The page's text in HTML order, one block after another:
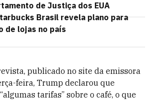
de Justiça dos EUA
Brasil revela plano para
de lojas no país
publicado no site da emissora
feira, Trump declarou que
tarifas” sobre o café, o que